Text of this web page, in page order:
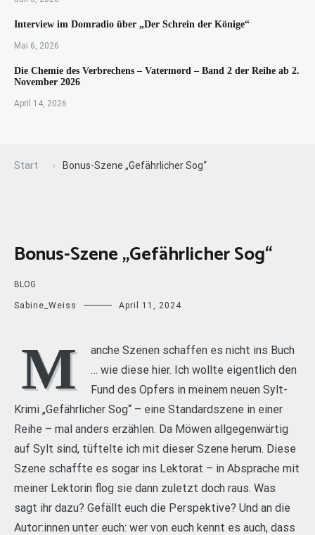
Interview im Domradio über „Der Schrein der Könige“
Mai 6, 2026
Die Chemie des Verbrechens – Vatermord – Band 2 der Reihe ab 2.
November 2026
April 14, 2026
Start Bonus-Szene „Gefährlicher Sog“
Bonus-Szene „Gefährlicher Sog“
BLOG
Sabine_Weiss April 11, 2024
M
anche Szenen schaffen es nicht ins Buch
… wie diese hier. Ich wollte eigentlich den
Fund des Opfers in meinem neuen Sylt-
Krimi „Gefährlicher Sog“ – eine Standardszene in einer
Reihe – mal anders erzählen. Da Möwen allgegenwärtig
auf Sylt sind, tüftelte ich mit dieser Szene herum. Diese
Szene schaffte es sogar ins Lektorat – in Absprache mit
meiner Lektorin flog sie dann zuletzt doch raus. Was
sagt ihr dazu? Gefällt euch die Perspektive? Und an die
Autor:innen unter euch: wer von euch kennt es auch, dass